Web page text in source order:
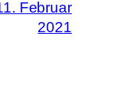
Februar
2021